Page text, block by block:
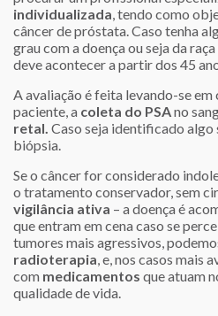
individualizada, tendo como
câncer de próstata. Caso tenha
grau com a doença ou seja da
deve acontecer a partir dos 45
A avaliação é feita levando-se
paciente, a coleta do PSAno
retal. Caso seja identificado algo
biópsia.
Se o câncer for considerado
o tratamento conservador, sem
vigilância ativa – a doença é
que entram em cena caso se
tumores mais agressivos,
radioterapia, e, nos casos mais
com medicamentos que atuam
qualidade de vida.